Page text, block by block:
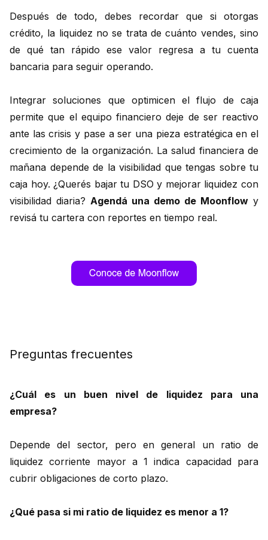
Después de todo, debes recordar que si otorgas
crédito, la liquidez no se trata de cuánto vendes, sino
de qué tan rápido ese valor regresa a tu cuenta
bancaria para seguir operando.
Integrar soluciones que optimicen el flujo de caja
permite que el equipo financiero deje de ser reactivo
ante las crisis y pase a ser una pieza estratégica en el
crecimiento de la organización. La salud financiera de
mañana depende de la visibilidad que tengas sobre tu
caja hoy. ¿Querés bajar tu DSO y mejorar liquidez con
visibilidad diaria? Agendá una demo de Moonflow y
revisá tu cartera con reportes en tiempo real.
Preguntas frecuentes
¿Cuál es un buen nivel de liquidez para una
empresa?
Depende del sector, pero en general un ratio de
liquidez corriente mayor a 1 indica capacidad para
cubrir obligaciones de corto plazo.
¿Qué pasa si mi ratio de liquidez es menor a 1?